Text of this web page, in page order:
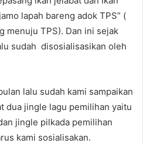
lapah bareng adok TPS” (
menuju TPS). Dan ini sejak
sudah disosialisasikan oleh
lalu sudah kami sampaikan
dua jingle lagu pemilihan yaitu
jingle pilkada pemilihan
kami sosialisakan.